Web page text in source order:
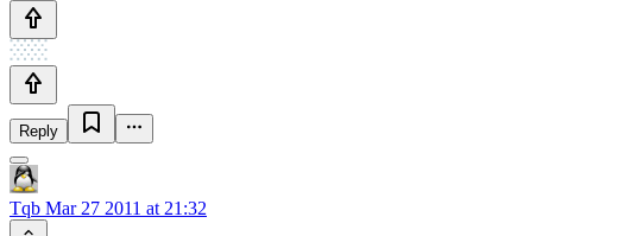
Reply
Tqb Mar 27 2011 at 21:32